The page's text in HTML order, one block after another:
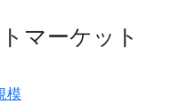
マーケット
模